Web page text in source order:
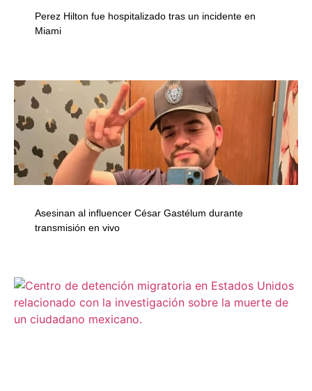
Perez Hilton fue hospitalizado tras un incidente en
Miami
Asesinan al influencer César Gastélum durante
transmisión en vivo